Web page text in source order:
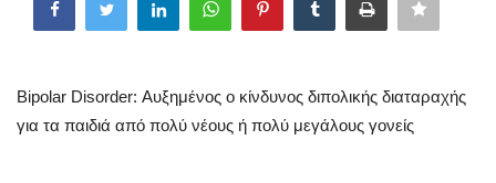
Bipolar Disorder: Αυξημένος ο κίνδυνος διπολικής διαταραχής
για τα παιδιά από πολύ νέους ή πολύ μεγάλους γονείς